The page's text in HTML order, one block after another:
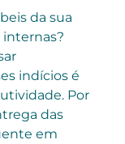
da sua
indícios é
Por
das
em